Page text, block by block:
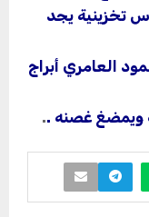
تخزينية يجد
العامري أبراج
ويمضغ غصنه ..